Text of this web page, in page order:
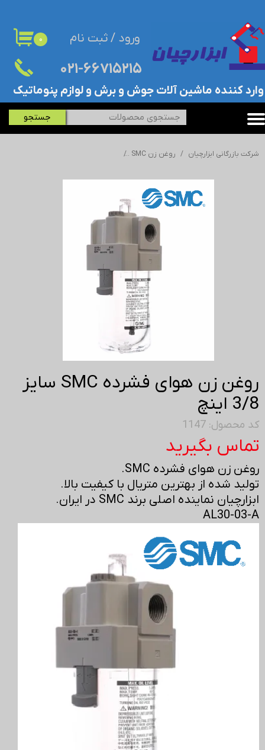
۰۲۱-۶۶۷۱۵۲۱۵​​​​​​​
جستجو
۰
​وارد کننده ماشین آلات جوش و برش و لوازم پنوماتیک
ورود / ثبت نام
حساب کاربری من
تغییر گذر واژه
خروج از حساب کاربری
شرکت بازرگانی ابزارچیان روغن زن SMC
روغن زن هوای فشرده SMC سایز
3/8 اینچ
کد محصول: 1147
تماس بگیرید
روغن زن هوای فشرده SMC.
تولید شده از بهترین متریال با کیفیت بالا.
ابزارچیان نماینده اصلی برند SMC در ایران.
AL30-03-A